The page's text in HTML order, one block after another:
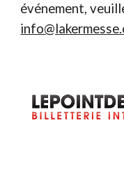
événement,